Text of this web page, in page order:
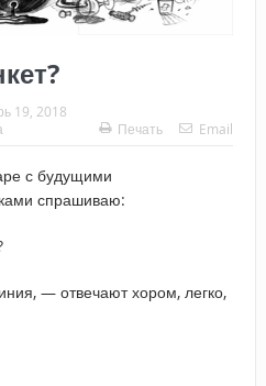
19, 2018
Печать Email
с будущими
спрашиваю:
— отвечают хором, легко,